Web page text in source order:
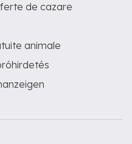
de cazare
animale